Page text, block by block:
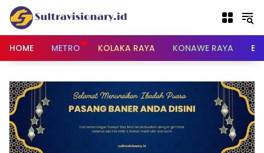
Langsung
konten
HOME
METRO KOLAKA RAYA KONAWE RAYA